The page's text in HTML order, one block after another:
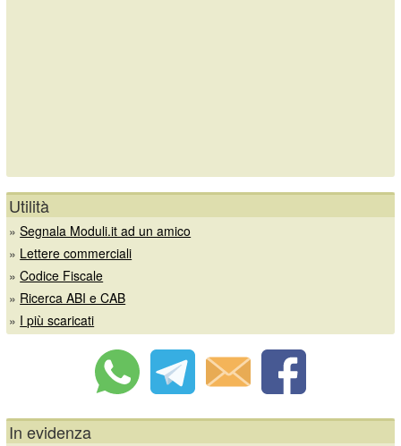
Utilità
»Segnala Moduli.it ad un amico
» Lettere commerciali
»Codice Fiscale
» Ricerca ABI e CAB
» I più scaricati
In evidenza